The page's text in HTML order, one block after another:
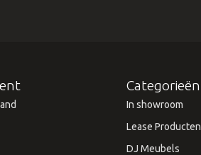
Categorieën
In showroom
Lease Producten
DJ Meubels